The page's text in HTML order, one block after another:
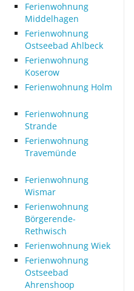
Ferienwohnung
Middelhagen
Ferienwohnung
Ostseebad Ahlbeck
Ferienwohnung
Koserow
Ferienwohnung Holm
Ferienwohnung
Strande
Ferienwohnung
Travemünde
Ferienwohnung
Wismar
Ferienwohnung
Börgerende-
Rethwisch
Ferienwohnung Wiek
Ferienwohnung
Ostseebad
Ahrenshoop